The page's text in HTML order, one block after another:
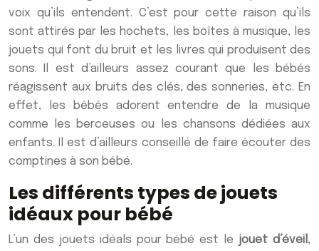
voix qu’ils entendent. C’est pour cette raison qu’ils
sont attirés par les hochets, les boîtes à musique, les
jouets qui font du bruit et les livres qui produisent des
sons. Il est d’ailleurs assez courant que les bébés
réagissent aux bruits des clés, des sonneries, etc. En
effet, les bébés adorent entendre de la musique
comme les berceuses ou les chansons dédiées aux
enfants. Il est d’ailleurs conseillé de faire écouter des
comptines à son bébé.
Les différents types de jouets
idéaux pour bébé
L’un des jouets idéals pour bébé est le jouet d’éveil ,